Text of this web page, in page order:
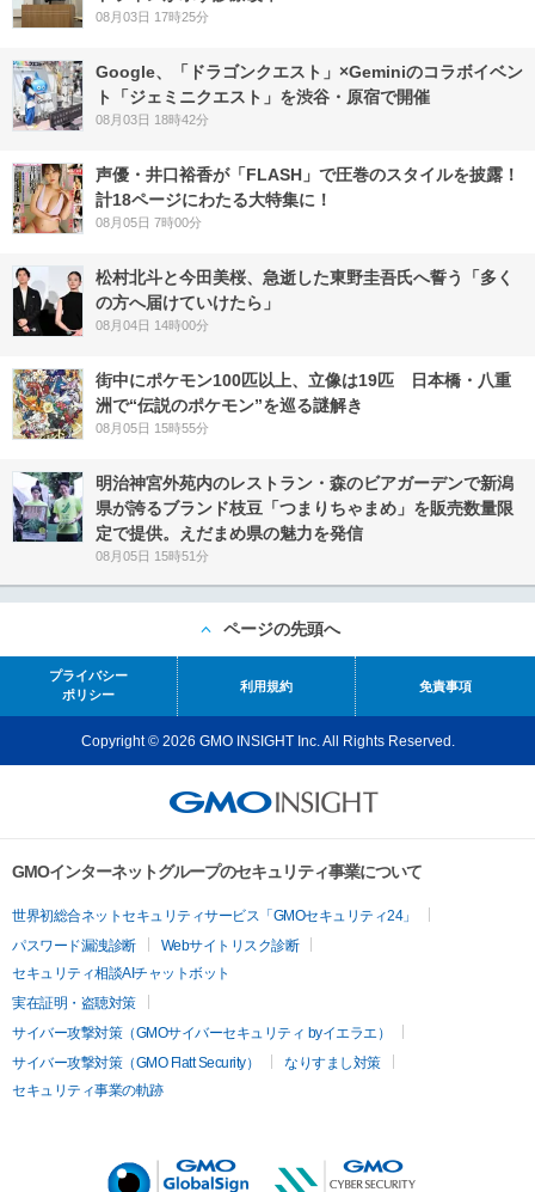
08月03日 17時25分
Google、「ドラゴンクエスト」×Geminiのコラボイベン
ト「ジェミニクエスト」を渋谷・原宿で開催
08月03日 18時42分
声優・井口裕香が「FLASH」で圧巻のスタイルを披露！
計18ページにわたる大特集に！
08月05日 7時00分
松村北斗と今田美桜、急逝した東野圭吾氏へ誓う「多く
の方へ届けていけたら」
08月04日 14時00分
街中にポケモン100匹以上、立像は19匹 日本橋・八重
洲で“伝説のポケモン”を巡る謎解き
08月05日 15時55分
明治神宮外苑内のレストラン・森のビアガーデンで新潟
県が誇るブランド枝豆「つまりちゃまめ」を販売数量限
定で提供。えだまめ県の魅力を発信
08月05日 15時51分
ページの先頭へ
プライバシー
ポリシー
利用規約 免責事項
Copyright © 2026 GMO INSIGHT Inc. All Rights Reserved.
GMOインターネットグループのセキュリティ事業について
世界初総合ネットセキュリティサービス「GMOセキュリティ24」
パスワード漏洩診断
Webサイトリスク診断
セキュリティ相談AIチャットボット
実在証明・盗聴対策
サイバー攻撃対策（GMOサイバーセキュリティ byイエラエ）
サイバー攻撃対策（GMO Flatt Security）
なりすまし対策
セキュリティ事業の軌跡